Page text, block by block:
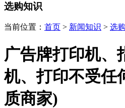
选购知识
当前位置： 首页 > 新闻知识 > 选
广告牌打印机、
机、打印不受任
质商家)